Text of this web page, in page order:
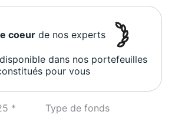
coeur de nos experts
dans nos portefeuilles
pour vous
* Type de fonds